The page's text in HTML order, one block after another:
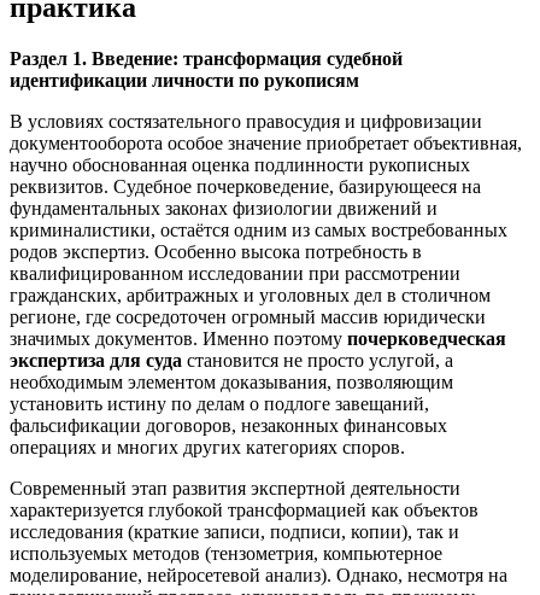
практика
Раздел 1. Введение: трансформация судебной
идентификации личности по рукописям
В условиях состязательного правосудия и цифровизации
документооборота особое значение приобретает объективная,
научно обоснованная оценка подлинности рукописных
реквизитов. Судебное почерковедение, базирующееся на
фундаментальных законах физиологии движений и
криминалистики, остаётся одним из самых востребованных
родов экспертиз. Особенно высока потребность в
квалифицированном исследовании при рассмотрении
гражданских, арбитражных и уголовных дел в столичном
регионе, где сосредоточен огромный массив юридически
значимых документов. Именно поэтому почерковедческая
экспертиза для суда становится не просто услугой, а
необходимым элементом доказывания, позволяющим
установить истину по делам о подлоге завещаний,
фальсификации договоров, незаконных финансовых
операциях и многих других категориях споров.
Современный этап развития экспертной деятельности
характеризуется глубокой трансформацией как объектов
исследования (краткие записи, подписи, копии), так и
используемых методов (тензометрия, компьютерное
моделирование, нейросетевой анализ). Однако, несмотря на